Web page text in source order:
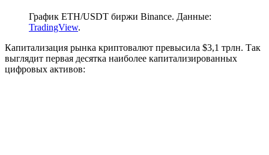
График ETH/USDT биржи Binance. Данные:
TradingView.
Капитализация рынка криптовалют превысила $3,1 трлн. Так
выглядит первая десятка наиболее капитализированных
цифровых активов: